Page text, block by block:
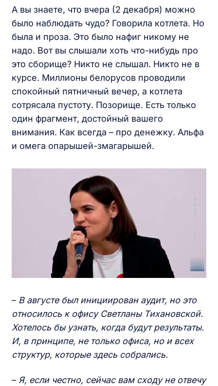
А вы знаете, что вчера (2 декабря) можно
было наблюдать чудо? Говорила котлета. Но
была и проза. Это было нафиг никому не
надо. Вот вы слышали хоть что-нибудь про
это сборище? Никто не слышал. Никто не в
курсе. Миллионы белорусов проводили
спокойный пятничный вечер, а котлета
сотрясала пустоту. Позорище. Есть только
один фрагмент, достойный вашего
внимания. Как всегда – про денежку. Альфа
и омега опарышей-змагарышей.
– В августе был инициирован аудит, но это
относилось к офису Светланы Тихановской.
Хотелось бы узнать, когда будут результаты.
И, в принципе, не только офиса, но и всех
структур, которые здесь собрались.
– Я, если честно, сейчас вам сходу не отвечу